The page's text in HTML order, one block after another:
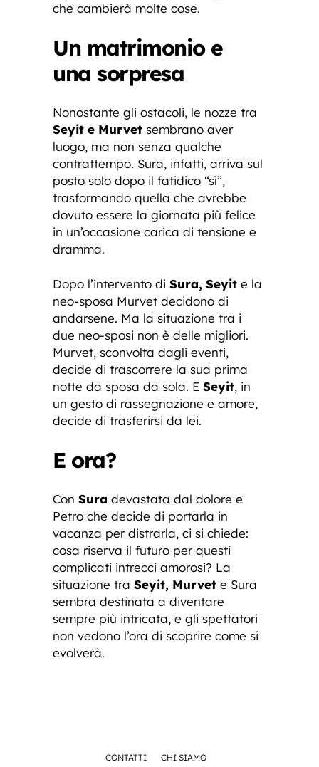
che cambierà molte cose.
Un matrimonio e
una sorpresa
Nonostante gli ostacoli, le nozze tra
Seyit e Murvet sembrano aver
luogo, ma non senza qualche
contrattempo. Sura, infatti, arriva sul
posto solo dopo il fatidico “sì”,
trasformando quella che avrebbe
dovuto essere la giornata più felice
in un’occasione carica di tensione e
dramma.
Dopo l’intervento di Sura, Seyit e la
neo-sposa Murvet decidono di
andarsene. Ma la situazione tra i
due neo-sposi non è delle migliori.
Murvet, sconvolta dagli eventi,
decide di trascorrere la sua prima
notte da sposa da sola. E Seyit, in
un gesto di rassegnazione e amore,
decide di trasferirsi da lei.
E ora?
Con Sura devastata dal dolore e
Petro che decide di portarla in
vacanza per distrarla, ci si chiede:
cosa riserva il futuro per questi
complicati intrecci amorosi? La
situazione tra Seyit, Murvet e Sura
sembra destinata a diventare
sempre più intricata, e gli spettatori
non vedono l’ora di scoprire come si
evolverà.
CONTATTI CHI SIAMO